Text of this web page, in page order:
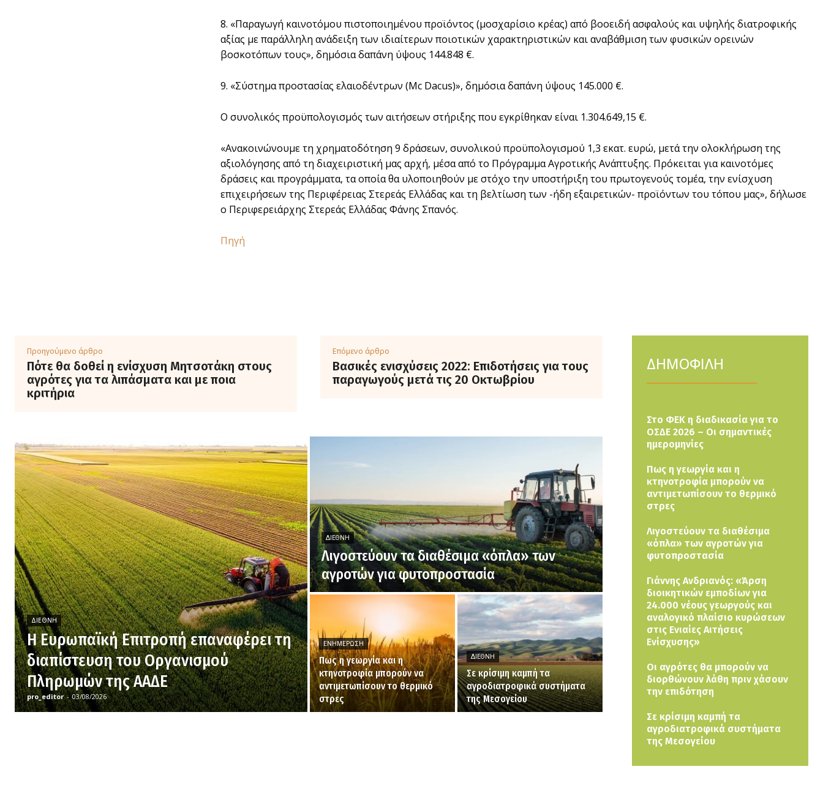
8. «Παραγωγή καινοτόμου πιστοποιημένου προϊόντος (μοσχαρίσιο κρέας) από βοοειδή ασφαλούς και υψηλής διατροφικής
αξίας με παράλληλη ανάδειξη των ιδιαίτερων ποιοτικών χαρακτηριστικών και αναβάθμιση των φυσικών ορεινών
βοσκοτόπων τους», δημόσια δαπάνη ύψους 144.848 €.
9. «Σύστημα προστασίας ελαιοδέντρων (Mc Dacus)», δημόσια δαπάνη ύψους 145.000 €.
Ο συνολικός προϋπολογισμός των αιτήσεων στήριξης που εγκρίθηκαν είναι 1.304.649,15 €.
«Ανακοινώνουμε τη χρηματοδότηση 9 δράσεων, συνολικού προϋπολογισμού 1,3 εκατ. ευρώ, μετά την ολοκλήρωση της
αξιολόγησης από τη διαχειριστική μας αρχή, μέσα από το Πρόγραμμα Αγροτικής Ανάπτυξης. Πρόκειται για καινοτόμες
δράσεις και προγράμματα, τα οποία θα υλοποιηθούν με στόχο την υποστήριξη του πρωτογενούς τομέα, την ενίσχυση
επιχειρήσεων της Περιφέρειας Στερεάς Ελλάδας και τη βελτίωση των -ήδη εξαιρετικών- προϊόντων του τόπου μας», δήλωσε
ο Περιφερειάρχης Στερεάς Ελλάδας Φάνης Σπανός.
Πηγή
Προηγούμενο άρθρο
Πότε θα δοθεί η ενίσχυση Μητσοτάκη στους
αγρότες για τα λιπάσματα και με ποια
κριτήρια
Επόμενο άρθρο
Βασικές ενισχύσεις 2022: Επιδοτήσεις για τους
παραγωγούς μετά τις 20 Οκτωβρίου
ΔΙΕΘΝΉ
H Ευρωπαϊκή Επιτροπή επαναφέρει τη
διαπίστευση του Οργανισμού
Πληρωμών της ΑΑΔΕ
pro_editor - 03/08/2026
ΔΙΕΘΝΉ
Λιγοστεύουν τα διαθέσιμα «όπλα» των
αγροτών για φυτοπροστασία
ΕΝΗΜΈΡΩΣΗ
Πως η γεωργία και η
κτηνοτροφία μπορούν να
αντιμετωπίσουν το θερμικό
στρες
ΔΙΕΘΝΉ
Σε κρίσιμη καμπή τα
αγροδιατροφικά συστήματα
της Μεσογείου
ΔΗΜΟΦΙΛΗ
Στο ΦΕΚ η διαδικασία για το
ΟΣΔΕ 2026 – Οι σημαντικές
ημερομηνίες
Πως η γεωργία και η
κτηνοτροφία μπορούν να
αντιμετωπίσουν το θερμικό
στρες
Λιγοστεύουν τα διαθέσιμα
«όπλα» των αγροτών για
φυτοπροστασία
Γιάννης Ανδριανός: «Άρση
διοικητικών εμποδίων για
24.000 νέους γεωργούς και
αναλογικό πλαίσιο κυρώσεων
στις Ενιαίες Αιτήσεις
Ενίσχυσης»
Οι αγρότες θα μπορούν να
διορθώνουν λάθη πριν χάσουν
την επιδότηση
Σε κρίσιμη καμπή τα
αγροδιατροφικά συστήματα
της Μεσογείου